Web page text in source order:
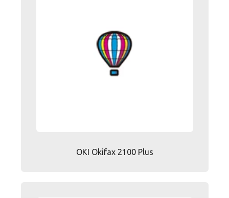
OKI Okifax 2100 Plus